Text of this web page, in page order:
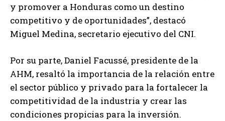
y promover a Honduras como un destino
competitivo y de oportunidades”, destacó
Miguel Medina, secretario ejecutivo del CNI.
Por su parte, Daniel Facussé, presidente de la
AHM, resaltó la importancia de la relación entre
el sector público y privado para la fortalecer la
competitividad de la industria y crear las
condiciones propicias para la inversión.